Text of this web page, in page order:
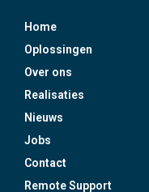
Home
Oplossingen
Over ons
Realisaties
Nieuws
Jobs
Contact
Remote Support